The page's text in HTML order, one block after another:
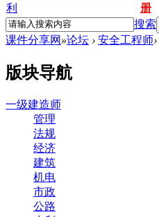
利
册
搜索
课件分享网 »论坛 › 安全工程师›
版块导航
一级建造师
管理
法规
经济
建筑
机电
市政
公路